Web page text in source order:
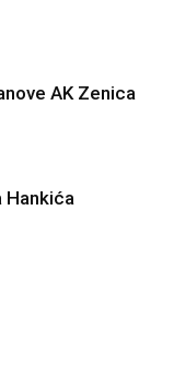
AK Zenica
Hankića